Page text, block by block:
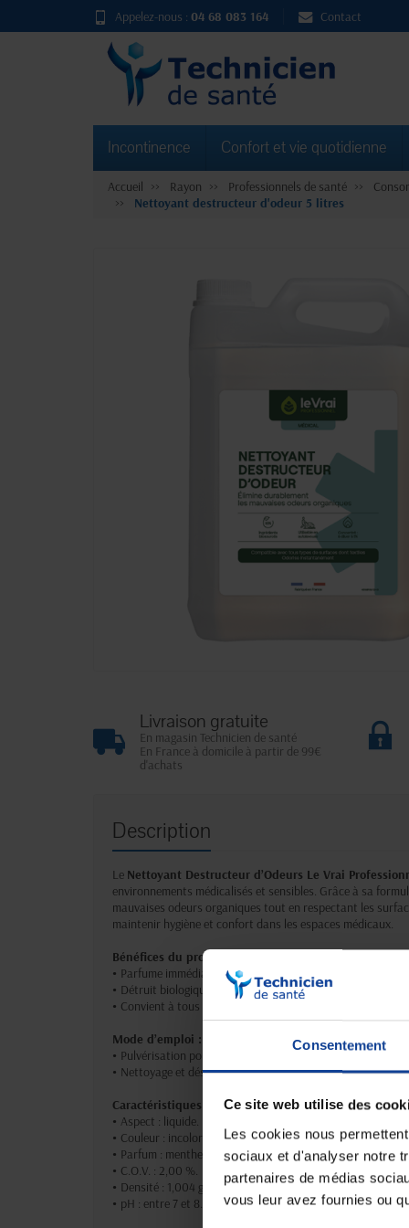
Consentement
Ce site web utilise des
Les cookies nous
sociaux et d'analyser notre
partenaires de médias
vous leur avez fournies ou
Appelez-nous : 04 68 083 164 Contact
Incontinence Confort et vie quotidienne
Accueil Rayon Professionnels de santé
Nettoyant destructeur d'odeur 5 litres
Livraison gratuite
En magasin Technicien de santé
En France à domicile à partir de 99€
d'achats
Description
Le Nettoyant Destructeur d’Odeurs Le Vrai
environnements médicalisés et sensibles. Grâce à sa
mauvaises odeurs organiques tout en respectant les
maintenir hygiène et confort dans les espaces médicaux.
Bénéfices du produit :
• Parfume immédiatement tout en faisant briller les surfaces.
• Détruit biologiquement les salissures organiques.
• Convient à tous types de surfaces, y compris les textiles.
Mode d’emploi :
• Pulvérisation pour odorisation : utiliser le produit pur.
• Nettoyage et désodorisation des sols : diluer à 1 % (soit
Caractéristiques techniques :
• Aspect : liquide.
• Couleur : incolore.
• Parfum : menthe.
• C.O.V. : 2,00 %.
• Densité : 1,004 g/cm³.
• pH : entre 7 et 8.